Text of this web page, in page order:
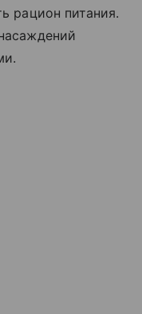
рацион питания.